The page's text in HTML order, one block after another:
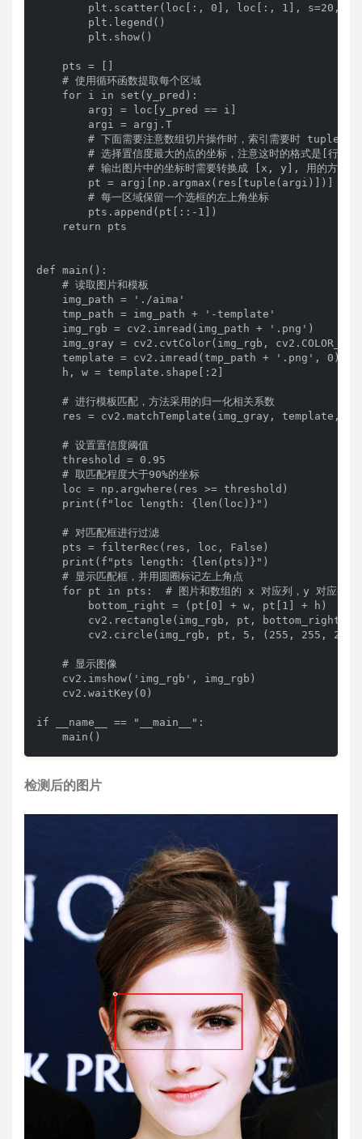
plt.scatter(loc[:, 0], loc[:, 1], s=20,
        plt.legend()
        plt.show()
    pts = []
    # 使用循环函数提取每个区域
    for i in set(y_pred):
        argj = loc[y_pred == i]
        argi = argj.T
# 下面需要注意数组切片操作时，索引需要时 tuple
# 选择置信度最大的点的坐标，注意这时的格式是[行,列
# 输出图片中的坐标时需要转换成 [x, y], 用的方法
        pt = argj[np.argmax(res[tuple(argi)])]
        # 每一区域保留一个选框的左上角坐标
        pts.append(pt[::-1])
    return pts
def main():
    # 读取图片和模板
    img_path = './aima'
    tmp_path = img_path + '-template'
    img_rgb = cv2.imread(img_path + '.png')
img_gray = cv2.cvtColor(img_rgb,
    template = cv2.imread(tmp_path + '.png', 0)
    h, w = template.shape[:2]
    # 进行模板匹配，方法采用的归一化相关系数
res = cv2.matchTemplate(img_gray, template,
    # 设置置信度阈值
    threshold = 0.95
    # 取匹配程度大于90%的坐标
    loc = np.argwhere(res >= threshold)
    print(f"loc length: {len(loc)}")
    # 对匹配框进行过滤
    pts = filterRec(res, loc, False)
    print(f"pts length: {len(pts)}")
    # 显示匹配框，并用圆圈标记左上角点
for pt in pts:  # 图片和数组的 x 对应列，y 对应行，
        bottom_right = (pt[0] + w, pt[1] + h)
cv2.rectangle(img_rgb, pt, bottom_right,
cv2.circle(img_rgb, pt, 5, (255, 255,
    # 显示图像
    cv2.imshow('img_rgb', img_rgb)
    cv2.waitKey(0)
if __name__ == "__main__":
    main()
检测后的图片